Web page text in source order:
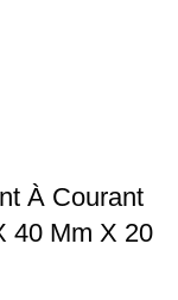
À Courant
40 Mm X 20